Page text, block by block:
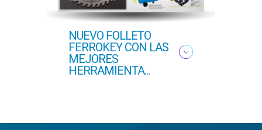
NUEVO FOLLETO
FERROKEY CON LAS
MEJORES
HERRAMIENTA...